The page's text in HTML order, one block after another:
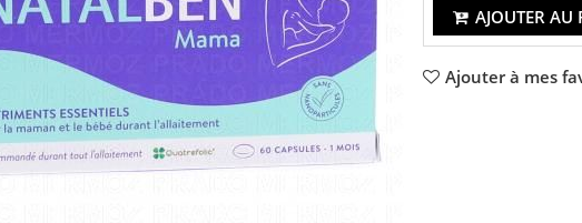
AJOUTER AU
Ajouter à mes